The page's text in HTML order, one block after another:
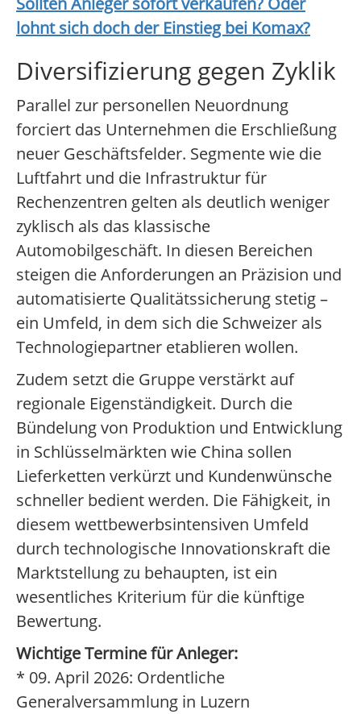
lohnt sich doch der Einstieg bei Komax?
Diversifizierung gegen Zyklik
Parallel zur personellen Neuordnung
forciert das Unternehmen die Erschließung
neuer Geschäftsfelder. Segmente wie die
Luftfahrt und die Infrastruktur für
Rechenzentren gelten als deutlich weniger
zyklisch als das klassische
Automobilgeschäft. In diesen Bereichen
steigen die Anforderungen an Präzision und
automatisierte Qualitätssicherung stetig –
ein Umfeld, in dem sich die Schweizer als
Technologiepartner etablieren wollen.
Zudem setzt die Gruppe verstärkt auf
regionale Eigenständigkeit. Durch die
Bündelung von Produktion und Entwicklung
in Schlüsselmärkten wie China sollen
Lieferketten verkürzt und Kundenwünsche
schneller bedient werden. Die Fähigkeit, in
diesem wettbewerbsintensiven Umfeld
durch technologische Innovationskraft die
Marktstellung zu behaupten, ist ein
wesentliches Kriterium für die künftige
Bewertung.
Wichtige Termine für Anleger:
* 09. April 2026: Ordentliche
Generalversammlung in Luzern